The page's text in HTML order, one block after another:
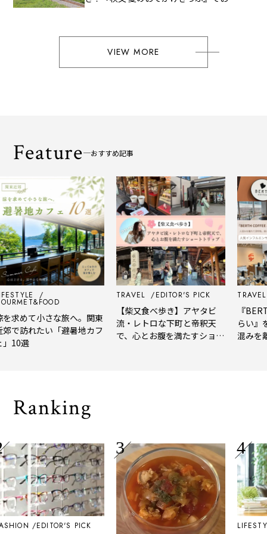
VIEW MORE
Feature おすすめ記事
求めて小さな旅へ。関東
で訪れたい「避暑地カフ
10選
TRAVEL EDITOR'S PICK
【柴又食べ歩き】アヤタビ
流・レトロな下町と帝釈天
で、心とお腹を満たすショー
TRAVEL
『
らい』
混みを
Ranking
EDITOR'S PICK